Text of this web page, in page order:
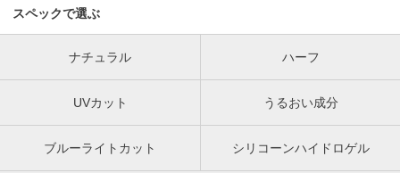
スペックで選ぶ
ナチュラル ハーフ
UVカット うるおい成分
ブルーライトカット シリコーンハイドロゲル